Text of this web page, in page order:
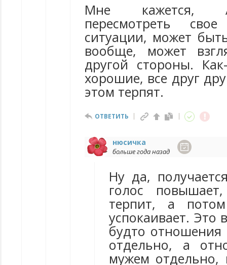
Мне кажется,
пересмотреть
ситуации, может
вообще, может
другой стороны.
хорошие, все друг
этом терпят.
ОТВЕТИТЬ
нюсичка
больше года назад
Ну да,
голос
терпит, а
успокаивает. Это
будто
отдельно, а
мужем